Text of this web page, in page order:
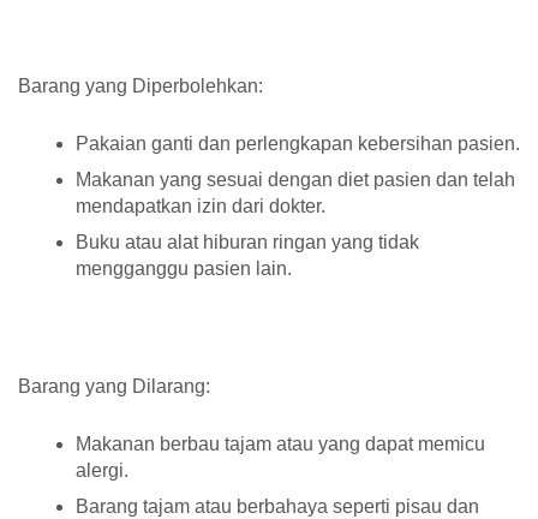
Barang yang Diperbolehkan:
Pakaian ganti dan perlengkapan kebersihan pasien.
Makanan yang sesuai dengan diet pasien dan telah
mendapatkan izin dari dokter.
Buku atau alat hiburan ringan yang tidak
mengganggu pasien lain.
Barang yang Dilarang:
Makanan berbau tajam atau yang dapat memicu
alergi.
Barang tajam atau berbahaya seperti pisau dan